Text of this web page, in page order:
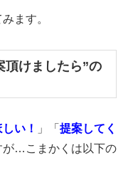
ます。
頂けましたら”の
い！ 」「 提案してく
が…こまかくは以下の